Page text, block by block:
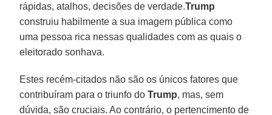
rápidas, atalhos, decisões de verdade.Trump
construiu habilmente a sua imagem pública como
uma pessoa rica nessas qualidades com as quais o
eleitorado sonhava.
Estes recém-citados não são os únicos fatores que
contribuíram para o triunfo doTrump, mas, sem
dúvida, são cruciais. Ao contrário, o pertencimento de